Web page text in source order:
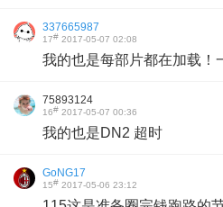
337665987
17# 2017-05-07 02:08
我的也是每部片都在加载！
75893124
16# 2017-05-07 00:36
我的也是DN2 超时
GoNG17
15# 2017-05-06 23:12